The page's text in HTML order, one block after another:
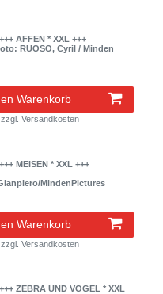
AFFEN * XXL +++
RUOSO, Cyril / Minden
Warenkorb
zzgl.Versandkosten
MEISEN * XXL +++
MindenPictures
Warenkorb
zzgl.Versandkosten
ZEBRA UND VOGEL * XXL